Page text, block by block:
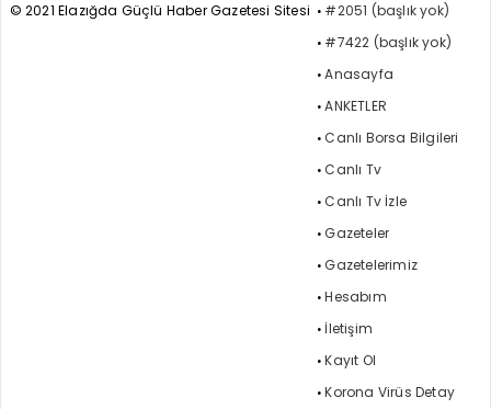
© 2021 Elazığda Güçlü Haber Gazetesi Sitesi
#2051 (başlık yok)
#7422 (başlık yok)
Anasayfa
ANKETLER
Canlı Borsa Bilgileri
Canlı Tv
Canlı Tv İzle
Gazeteler
Gazetelerimiz
Hesabım
İletişim
Kayıt Ol
Korona Virüs Detay